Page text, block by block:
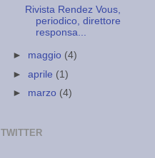
Rivista Rendez Vous,
periodico, direttore
responsa...
► maggio (4)
►aprile (1)
► marzo (4)
TWITTER